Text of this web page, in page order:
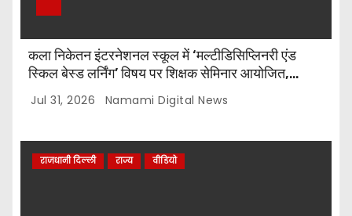
कला निकेतन इंटरनेशनल स्कूल में ‘मल्टीडिसिप्लिनरी एंड
स्किल बेस्ड लर्निंग’ विषय पर शिक्षक सेमिनार आयोजित,
टॉप-5 विजेताओं को किया गया सम्मानित
Jul 31, 2026 Namami Digital News
राजधानी दिल्ली राज्य वीडियो